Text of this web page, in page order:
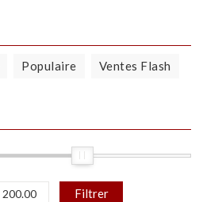
Populaire Ventes Flash
Filtrer